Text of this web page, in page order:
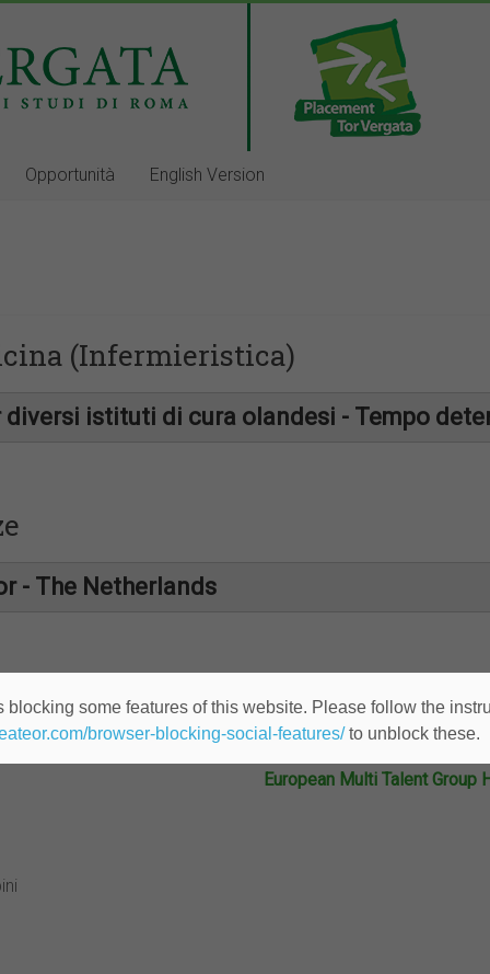
Opportunità English Version
(Infermieristica)
istituti di cura olandesi - Tempo
- The Netherlands
Multi Talent Group Health Care
European Multi Talent Group
blocking some features of this website. Please follow the
browser-blocking-social-features/to unblock these.